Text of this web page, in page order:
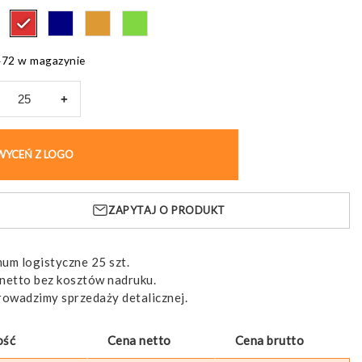
w magazynie
+
Z LOGO
ZAPYTAJ O PRODUKT
logistyczne 25 szt.
bez kosztów nadruku.
sprzedaży detalicznej.
Cena netto Cena brutto